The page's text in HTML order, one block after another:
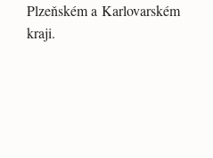
Plzeňském a Karlovarském
kraji.